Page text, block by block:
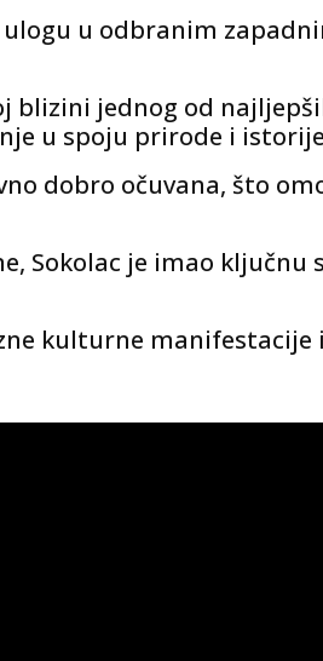
u odbranim
blizini jednog od
u spoju prirode i
dobro očuvana, što
Sokolac je imao ključnu
kulturne manifestacije